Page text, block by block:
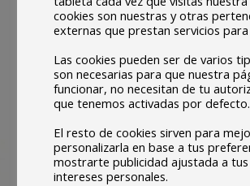
cookies son nuestras y otras
externas que prestan servicios
Las cookies pueden ser de varios
son necesarias para que nuestra
funcionar, no necesitan de tu
que tenemos activadas por defecto.
El resto de cookies sirven para
personalizarla en base a tus
mostrarte publicidad ajustada a
intereses personales.